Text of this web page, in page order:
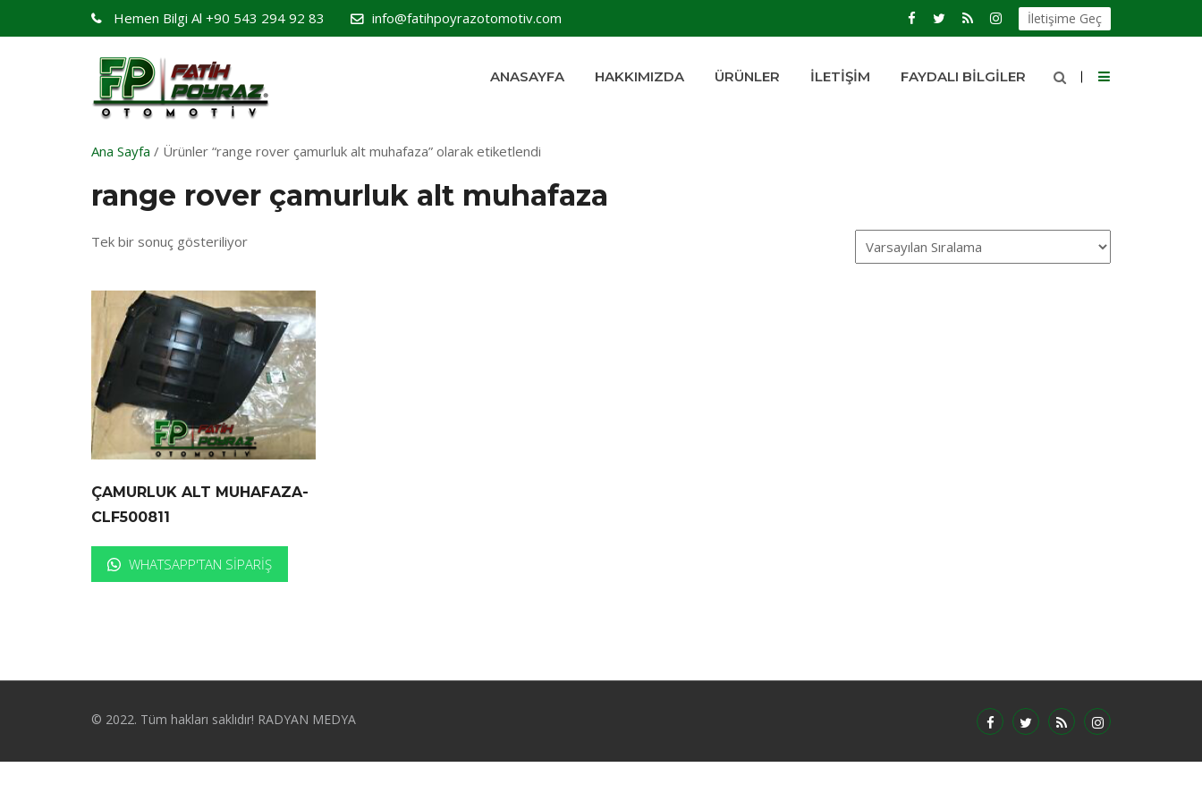
Hemen Bilgi Al +90 543 294 92 83 info@fatihpoyrazotomotiv.com İletişime Geç
ANASAYFA HAKKIMIZDA ÜRÜNLER İLETIŞIM FAYDALI BILGILER
Ana Sayfa / Ürünler “range rover çamurluk alt muhafaza” olarak etiketlendi
range rover çamurluk alt muhafaza
Tek bir sonuç gösteriliyor
ÇAMURLUK ALT MUHAFAZA-
CLF500811
WHATSAPP'TAN SIPARIŞ
© 2022. Tüm hakları saklıdır! RADYAN MEDYA